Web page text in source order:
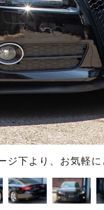
ジ下より、お気軽